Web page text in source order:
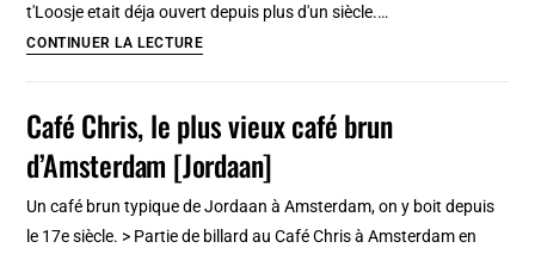
t'Loosje etait déja ouvert depuis plus d'un siècle.…
CONTINUER LA LECTURECafé
arrêt
de
tramway
Café Chris, le plus vieux café brun
d’Amsterdam [Jordaan]
Un café brun typique de Jordaan à Amsterdam, on y boit depuis
le 17e siècle. > Partie de billard au Café Chris à Amsterdam en